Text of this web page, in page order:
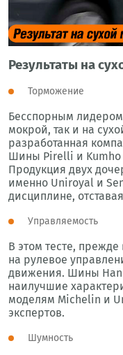
Результаты на
Торможение
Бесспорным
мокрой, так и на
разработанная
Шины Pirelli и Kumho
Продукция двух
именно Uniroyal и
дисциплине,
Управляемость
В этом тесте,
на рулевое
движения. Шины
наилучшие
моделям Michelin и
экспертов.
Шумность